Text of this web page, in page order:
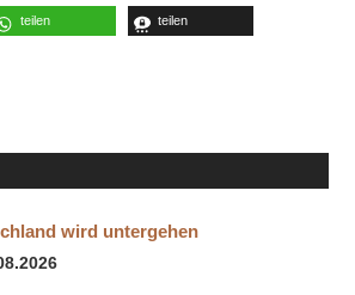
teilen teilen
wird untergehen